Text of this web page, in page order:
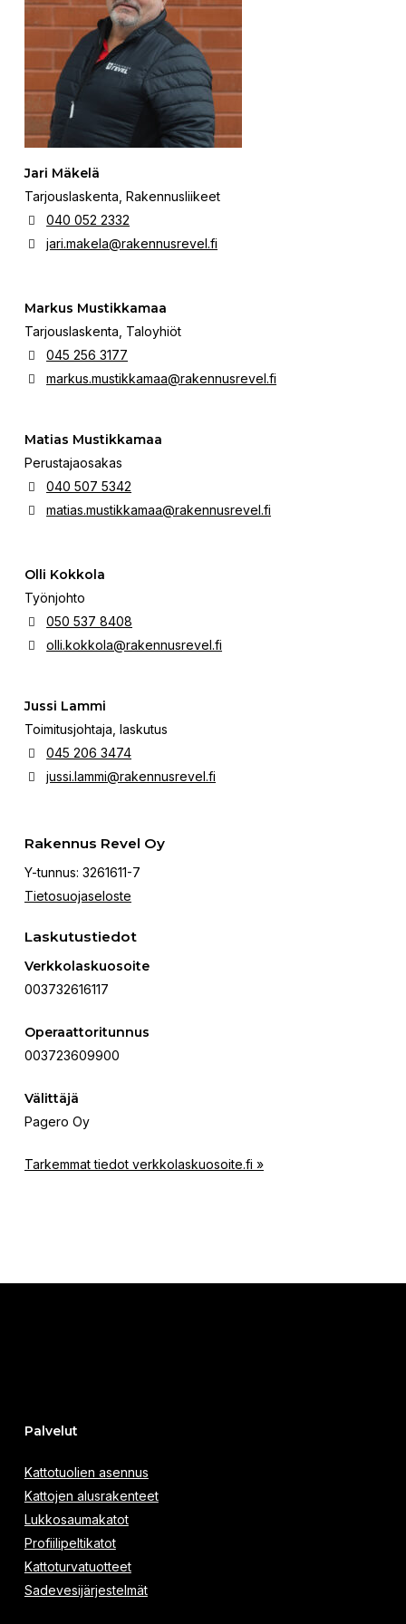
Jari Mäkelä
Tarjouslaskenta, Rakennusliikeet
040 052 2332
jari.makela@rakennusrevel.fi
Markus Mustikkamaa
Tarjouslaskenta, Taloyhiöt
045 256 3177
markus.mustikkamaa@rakennusrevel.fi
Matias Mustikkamaa
Perustajaosakas
040 507 5342
matias.mustikkamaa@rakennusrevel.fi
Olli Kokkola
Työnjohto
050 537 8408
olli.kokkola@rakennusrevel.fi
Jussi Lammi
Toimitusjohtaja, laskutus
045 206 3474
jussi.lammi@rakennusrevel.fi
Rakennus Revel Oy
Y-tunnus: 3261611-7
Tietosuojaseloste
Laskutustiedot
Verkkolaskuosoite
003732616117
Operaattoritunnus
003723609900
Välittäjä
Pagero Oy
Tarkemmat tiedot verkkolaskuosoite.fi »
Palvelut
Kattotuolien asennus
Kattojen alusrakenteet
Lukkosaumakatot
Profiilipeltikatot
Kattoturvatuotteet
Sadevesijärjestelmät